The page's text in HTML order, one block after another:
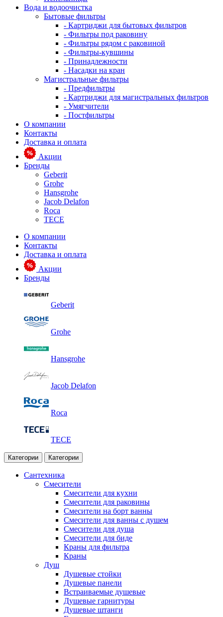
Вода и водоочистка
Бытовые фильтры
- Картриджи для бытовых фильтров
- Фильтры под раковину
- Фильтры рядом с раковиной
- Фильтры-кувшины
- Принадлежности
- Насадки на кран
Магистральные фильтры
- Предфильтры
- Картриджи для магистральных фильтров
- Умягчители
- Постфильтры
О компании
Контакты
Доставка и оплата
Акции
Бренды
Geberit
Grohe
Hansgrohe
Jacob Delafon
Roca
TECE
О компании
Контакты
Доставка и оплата
Акции
Бренды
Geberit
Grohe
Hansgrohe
Jacob Delafon
Roca
TECE
Категории Категории
Сантехника
Смесители
Смесители для кухни
Смесители для раковины
Смесители на борт ванны
Смесители для ванны с душем
Смесители для душа
Смесители для биде
Краны для фильтра
Краны
Душ
Душевые стойки
Душевые панели
Встраиваемые душевые
Душевые гарнитуры
Душевые штанги